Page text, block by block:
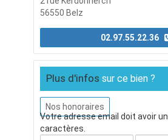
56550 Belz
Plus d'infos sur ce bien ?
Nos honoraires
Votre adresse email doit avoir
caractères.